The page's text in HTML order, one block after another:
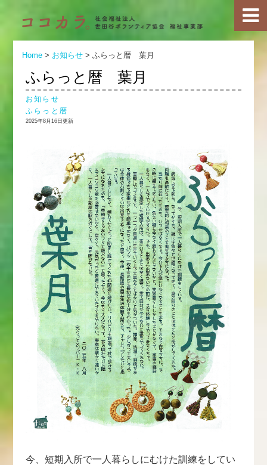
Home > お知らせ >ふらっと暦 葉月
ふらっと暦 葉月
お知らせ
ふらっと暦
2025年8月16日更新
今、短期入所で一人暮らしにむけた訓練をしてい